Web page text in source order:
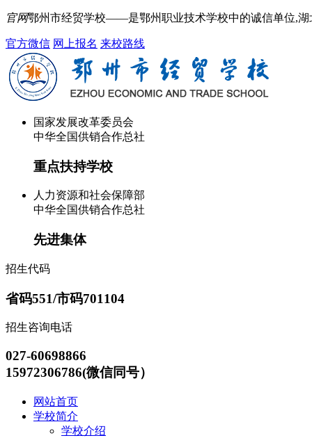
官网鄂州市经贸学校——是鄂州职业技术学校中的诚信单位,
官方微信 网上报名 来校路线
国家发展改革委员会
中华全国供销合作总社
重点扶持学校
人力资源和社会保障部
中华全国供销合作总社
先进集体
招生代码
省码551/市码701104
招生咨询电话
027-60698866
15972306786(微信同号）
网站首页
学校简介
学校介绍